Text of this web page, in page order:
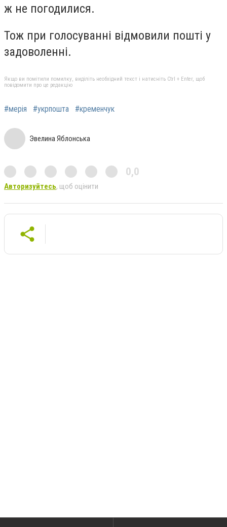
ж не погодилися.
Тож при голосуванні відмовили пошті у
задоволенні.
Якщо ви помітили помилку, виділіть необхідний текст і натисніть Ctrl + Enter, щоб
повідомити про це редакцію
#мерія #укрпошта #кременчук
Эвелина Яблонська
0,0
Авторизуйтесь, щоб оцінити